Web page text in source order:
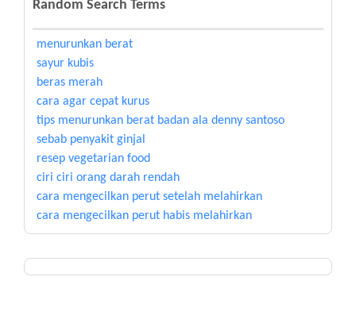
Random Search Terms
menurunkan berat
sayur kubis
beras merah
cara agar cepat kurus
tips menurunkan berat badan ala denny santoso
sebab penyakit ginjal
resep vegetarian food
ciri ciri orang darah rendah
cara mengecilkan perut setelah melahirkan
cara mengecilkan perut habis melahirkan